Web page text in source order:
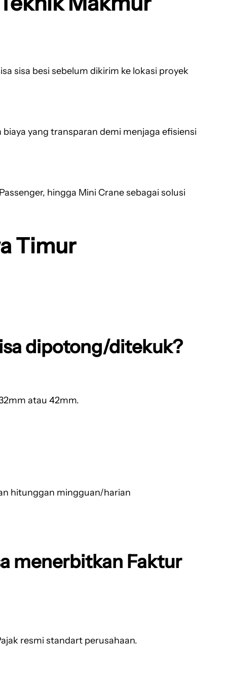
sisa besi sebelum dikirim ke lokasi proyek
yang transparan demi menjaga efisiensi
hingga Mini Crane sebagai solusi
Timur
dipotong/ditekuk?
atau 42mm.
hitunggan mingguan/harian
menerbitkan Faktur
resmi standart perusahaan.